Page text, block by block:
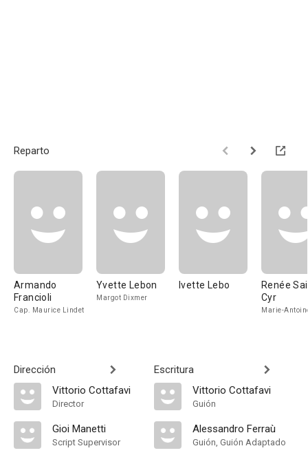
Reparto
Armando
Francioli
Cap. Maurice Lindet
Yvette Lebon
Margot Dixmer
Ivette Lebo
Renée
Cyr
Marie-
Dirección
Vittorio Cottafavi
Director
Gioi Manetti
Script Supervisor
Escritura
Vittorio Cottafavi
Guión
Alessandro Ferraù
Guión, Guión Adaptado